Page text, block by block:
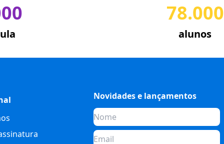
78.000
alunos
Novidades e lançamentos